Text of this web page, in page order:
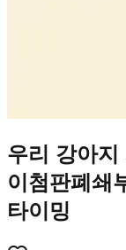
우리 강아
이첨판폐쇄
타이밍